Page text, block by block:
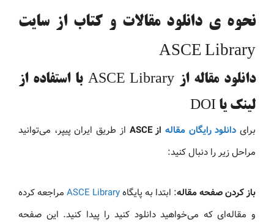
نحوه ی دانلود مقالات و کتاب‌ از سایت
ASCE Library
دانلود مقاله از ASCE Library با استفاده از
لینک یا DOI
برای دانلود رایگان مقاله از ASCE
از طریق ایران پیپر، می‌توانید
مراحل زیر را دنبال کنید:
باز کردن صفحه مقاله: ابتدا به پایگاه ASCE Library
مراجعه کرده
و مقاله‌ای که می‌خواهید دانلود کنید را پیدا کنید. این صفحه